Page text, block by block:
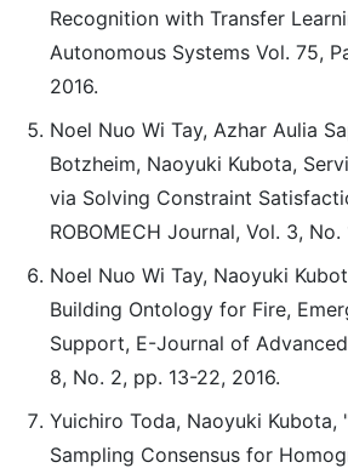
Recognition with Transfer
Autonomous Systems Vol. 75,
2016.
Noel Nuo Wi Tay, Azhar Aulia
Botzheim, Naoyuki Kubota,
via Solving Constraint
ROBOMECH Journal, Vol. 3, No.
Noel Nuo Wi Tay, Naoyuki
Building Ontology for Fire,
Support, E-Journal of
8, No. 2, pp. 13-22, 2016.
Yuichiro Toda, Naoyuki
Sampling Consensus for